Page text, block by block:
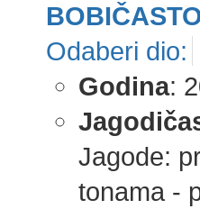
Odaberi dio:
Godina:
Jagode:
tonama -